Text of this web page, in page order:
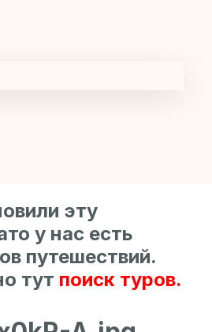
эту
у нас есть
путешествий.
тут поиск туров.